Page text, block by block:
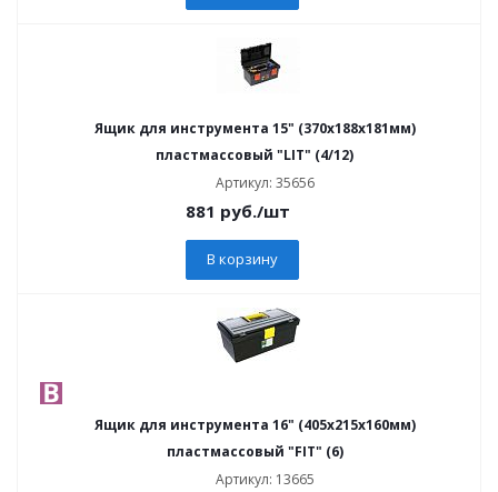
Ящик для инструмента 15" (370х188х181мм)
пластмассовый "LIT" (4/12)
Артикул: 35656
881 руб./шт
В корзину
Ящик для инструмента 16" (405х215х160мм)
пластмассовый "FIT" (6)
Артикул: 13665